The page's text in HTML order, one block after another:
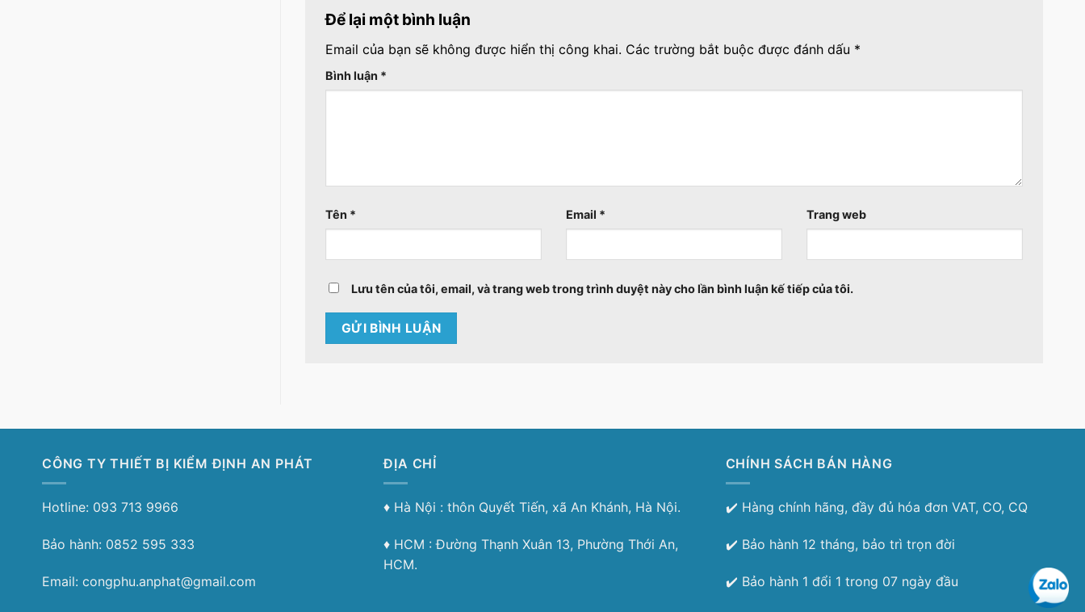
Để lại một bình luận
Email của bạn sẽ không được hiển thị công khai. Các trường bắt buộc được đánh dấu *
Bình luận *
Tên * Email * Trang web
Lưu tên của tôi, email, và trang web trong trình duyệt này cho lần bình luận kế tiếp của tôi.
CÔNG TY THIẾT BỊ KIỂM ĐỊNH AN PHÁT
Hotline: 093 713 9966
Bảo hành: 0852 595 333
Email: congphu.anphat@gmail.com
ĐỊA CHỈ
♦︎ Hà Nội : thôn Quyết Tiến, xã An Khánh, Hà Nội.
♦︎ HCM : Đường Thạnh Xuân 13, Phường Thới An,
HCM.
CHÍNH SÁCH BÁN HÀNG
✔️ Hàng chính hãng, đầy đủ hóa đơn VAT, CO, CQ
✔️ Bảo hành 12 tháng, bảo trì trọn đời
✔️ Bảo hành 1 đổi 1 trong 07 ngày đầu